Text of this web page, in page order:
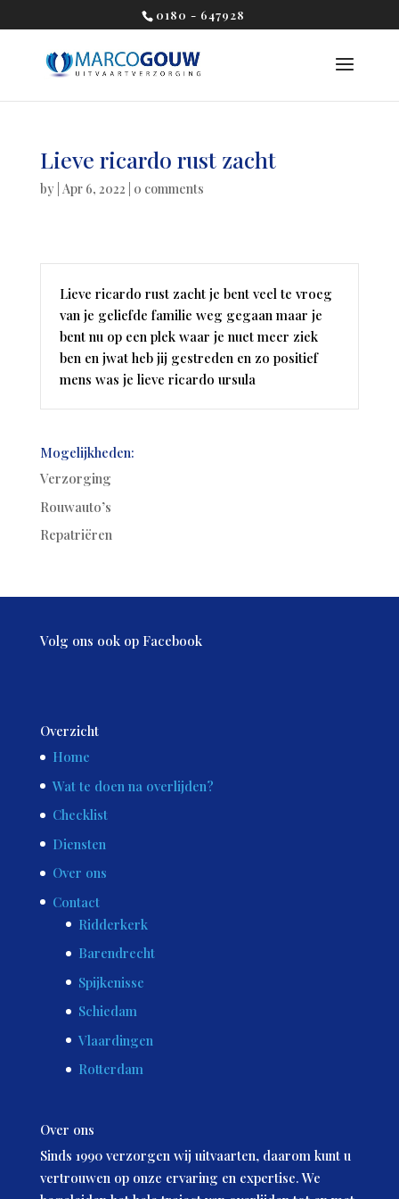
0180 - 647928
Lieve ricardo rust zacht
by Apr 6, 2022 0 comments
Lieve ricardo rust zacht je bent veel te vroeg
van je geliefde familie weg gegaan maar je
bent nu op een plek waar je nuet meer ziek
ben en jwat heb jij gestreden en zo positief
mens was je lieve ricardo ursula
Mogelijkheden:
Verzorging
Rouwauto’s
Repatriëren
Volg ons ook op Facebook
Overzicht
Home
Wat te doen na overlijden?
Checklist
Diensten
Over ons
Contact
Ridderkerk
Barendrecht
Spijkenisse
Schiedam
Vlaardingen
Rotterdam
Over ons
Sinds 1990 verzorgen wij uitvaarten, daarom kunt u
vertrouwen op onze ervaring en expertise. We